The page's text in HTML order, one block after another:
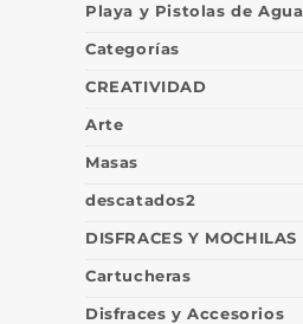
Playa y Pistolas de Agua
Categorías
CREATIVIDAD
Arte
Masas
descatados2
DISFRACES Y MOCHILAS
Cartucheras
Disfraces y Accesorios